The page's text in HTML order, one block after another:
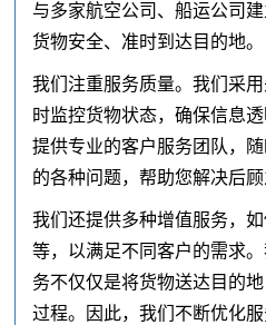
与多家航空公司、船运公司
货物安全、准时到达目的地。
我们注重服务质量。我们采
时监控货物状态，确保信息
提供专业的客户服务团队，
的各种问题，帮助您解决后顾
我们还提供多种增值服务，
等，以满足不同客户的需求
务不仅仅是将货物送达目的
过程。因此，我们不断优化